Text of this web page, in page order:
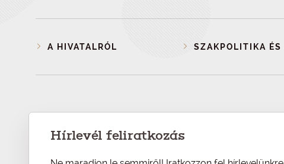
A HIVATALRÓL SZAKPOLITIKA ÉS
Hírlevél feliratkozás